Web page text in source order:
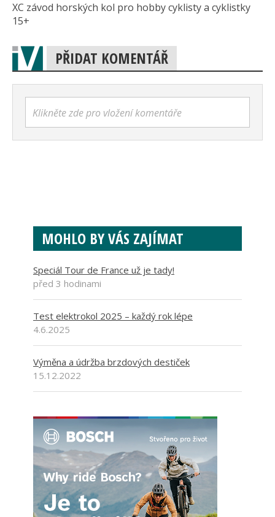
XC závod horských kol pro hobby cyklisty a cyklistky
15+
PŘIDAT KOMENTÁŘ
Klikněte zde pro vložení komentáře
MOHLO BY VÁS ZAJÍMAT
Speciál Tour de France už je tady!
před 3 hodinami
Test elektrokol 2025 – každý rok lépe
4.6.2025
Výměna a údržba brzdových destiček
15.12.2022